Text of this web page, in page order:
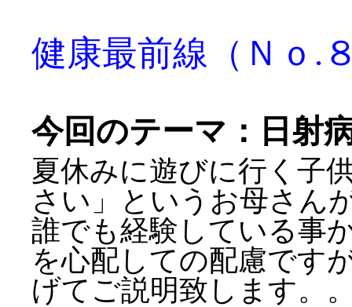
健康最前線（Ｎｏ.
今回のテーマ：日射
夏休みに遊びに行く子
さい」というお母さん
誰でも経験している事
を心配しての配慮です
げてご説明致します。